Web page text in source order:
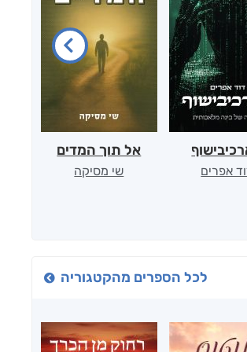
אפרים
אל תוך המדים
שי מסיקה
לכל הספרים מהקטגוריה